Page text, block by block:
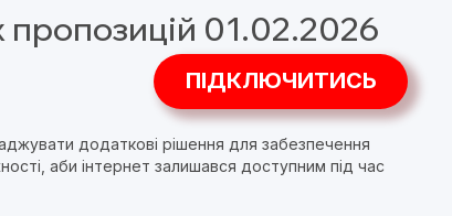
ПІДКЛЮЧИТИСЬ
пропозицій 01.02.2026
додаткові рішення для забезпечення
аби інтернет залишався доступним під час